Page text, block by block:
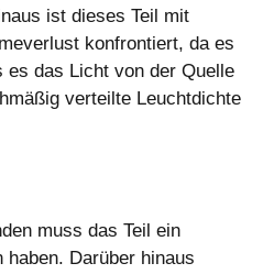
ist dieses Teil mit
konfrontiert, da es
das Licht von der Quelle
verteilte Leuchtdichte
muss das Teil ein
Darüber hinaus